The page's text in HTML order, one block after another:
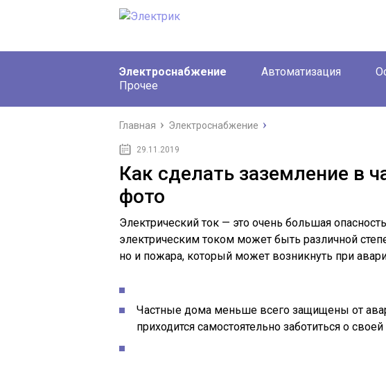
Электроснабжение Автоматизация
Прочее
Главная Электроснабжение
29.11.2019
Как сделать заземление в
фото
Электрический ток — это очень большая
электрическим током может быть различной
но и пожара, который может возникнуть при
Частные дома меньше всего защищены от
приходится самостоятельно заботиться о